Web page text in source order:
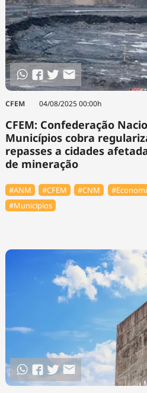
CFEM 04/08/2025 00:00h
CFEM: Confederação
Municípios cobra
repasses a cidades
de mineração
#ANM #CFEM #CNM
#Municípios